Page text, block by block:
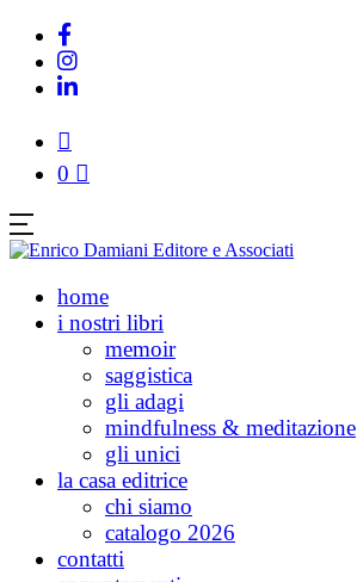
0
home
i nostri libri
memoir
saggistica
gli adagi
mindfulness & meditazione
gli unici
la casa editrice
chi siamo
catalogo 2026
contatti